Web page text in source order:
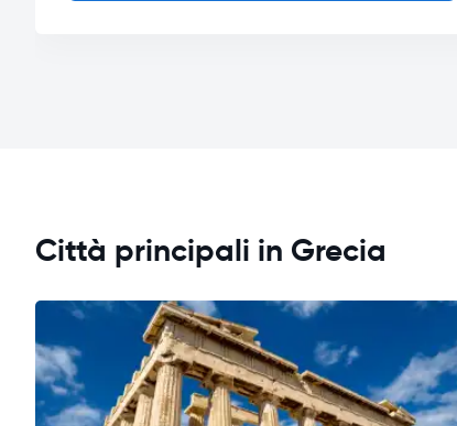
Città principali in Grecia